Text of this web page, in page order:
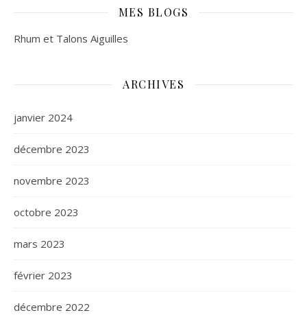
MES BLOGS
Rhum et Talons Aiguilles
ARCHIVES
janvier 2024
décembre 2023
novembre 2023
octobre 2023
mars 2023
février 2023
décembre 2022